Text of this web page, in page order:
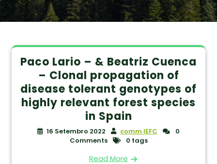
Paco Lario – & Beatriz Cuenca
– Clonal propagation of
disease tolerant genotypes of
highly relevant forest species
in Spain
16 Setembro 2022 comm IEFC
0
Comments
0 tags
Read More